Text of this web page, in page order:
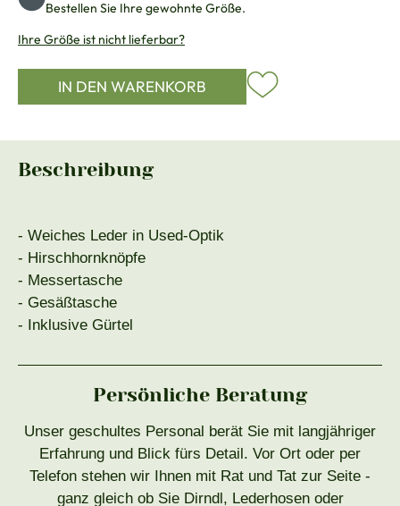
Bestellen Sie Ihre gewohnte Größe.
Ihre Größe ist nicht lieferbar?
IN DEN WARENKORB
Beschreibung
- Weiches Leder in Used-Optik
- Hirschhornknöpfe
- Messertasche
- Gesäßtasche
- Inklusive Gürtel
Persönliche Beratung
Unser geschultes Personal berät Sie mit langjähriger
Erfahrung und Blick fürs Detail. Vor Ort oder per
Telefon stehen wir Ihnen mit Rat und Tat zur Seite -
ganz gleich ob Sie Dirndl, Lederhosen oder